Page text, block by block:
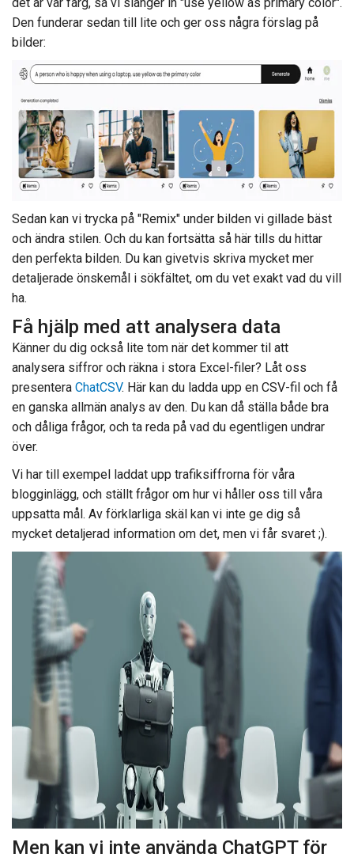
Den funderar sedan till lite och ger oss några förslag på
bilder:
Sedan kan vi trycka på "Remix" under bilden vi gillade bäst
och ändra stilen. Och du kan fortsätta så här tills du hittar
den perfekta bilden. Du kan givetvis skriva mycket mer
detaljerade önskemål i sökfältet, om du vet exakt vad du vill
ha.
Få hjälp med att analysera data
Känner du dig också lite tom när det kommer til att
analysera siffror och räkna i stora Excel-filer? Låt oss
presentera ChatCSV. Här kan du ladda upp en CSV-fil och få
en ganska allmän analys av den. Du kan då ställa både bra
och dåliga frågor, och ta reda på vad du egentligen undrar
över.
Vi har till exempel laddat upp trafiksiffrorna för våra
blogginlägg, och ställt frågor om hur vi håller oss till våra
uppsatta mål. Av förklarliga skäl kan vi inte ge dig så
mycket detaljerad information om det, men vi får svaret ;).
Men kan vi inte använda ChatGPT för